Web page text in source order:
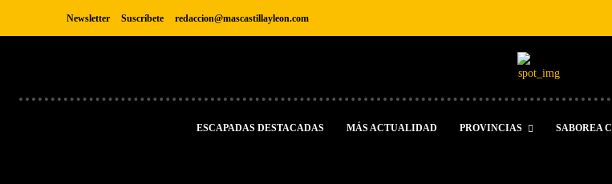
Newsletter Suscríbete redaccion@mascastillayleon.com
ESCAPADAS DESTACADAS MÁS ACTUALIDAD PROVINCIAS SABOREA